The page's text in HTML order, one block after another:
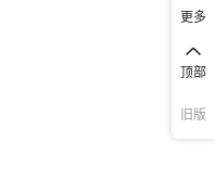
更多
顶部
旧版